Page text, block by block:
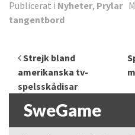
Publicerat i Nyheter, Prylar
tangentbord
Inläggsnavigering
Strejk bland
amerikanska tv-
spelsskådisar
SweGame